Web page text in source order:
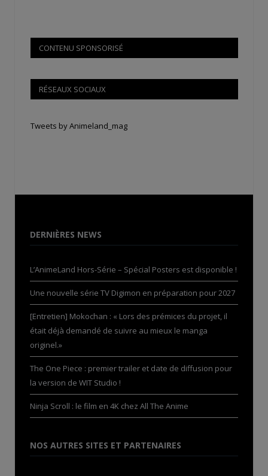
CONTENU SPONSORISÉ
RÉSEAUX SOCIAUX
Tweets by Animeland_mag
DERNIÈRES NEWS
L’AnimeLand Hors-Série – Spécial Posters est disponible !
Une nouvelle série TV Digimon en préparation pour 2027
[Entretien] Mokochan : « Lors des prémices du projet, il
était déjà demandé de suivre au mieux le manga
originel.»
The One Piece : premier trailer et date de diffusion pour
la version de WIT Studio !
Ninja Scroll : le film en 4K chez All The Anime
NOS AUTRES SITES ET PARTENAIRES